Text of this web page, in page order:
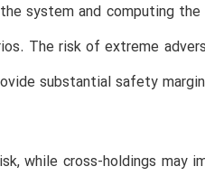
system and computing
The risk of extreme
substantial safety
while cross-holdings may